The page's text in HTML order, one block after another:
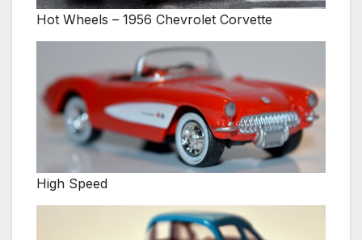
Hot Wheels – 1956 Chevrolet Corvette
High Speed